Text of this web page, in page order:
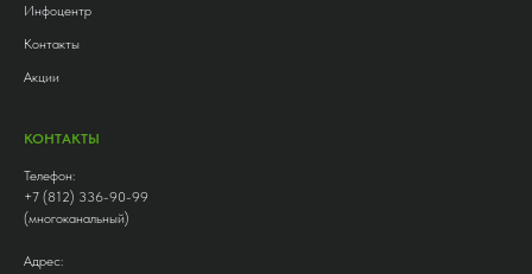
Инфоцентр
Контакты
Акции
КОНТАКТЫ
Телефон:
+7 (812) 336-90-99
(многоканальный)
Адрес: